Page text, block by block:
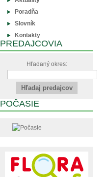
Poradňa
Slovník
Kontakty
PREDAJCOVIA
Hľadaný okres:
POČASIE